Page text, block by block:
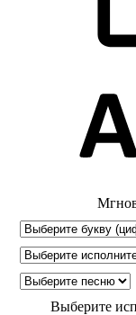
Выберите